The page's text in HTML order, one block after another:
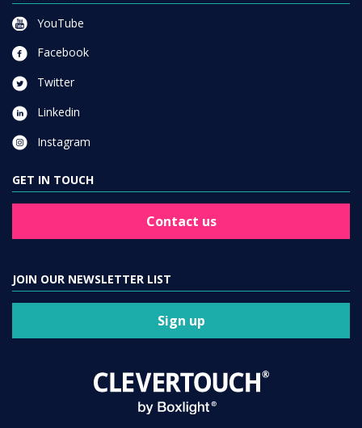
YouTube
Facebook
Twitter
Linkedin
Instagram
GET IN TOUCH
Contact us
JOIN OUR NEWSLETTER LIST
Sign up